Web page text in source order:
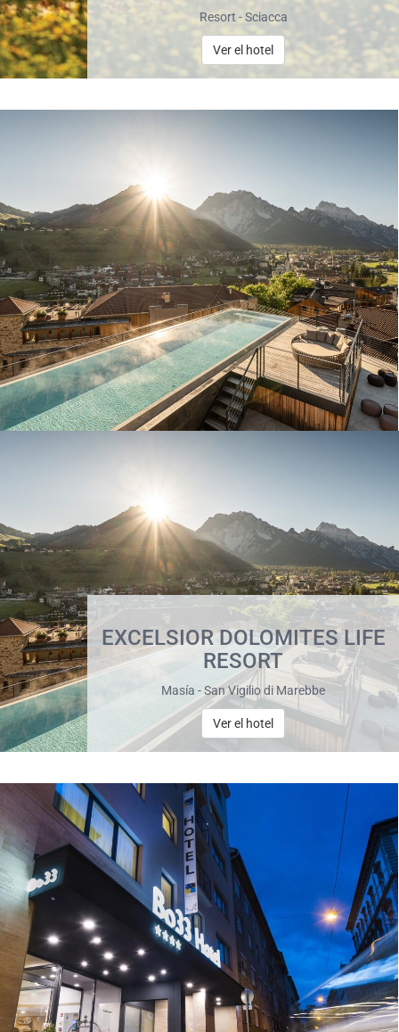
Resort - Sciacca
Ver el hotel
EXCELSIOR DOLOMITES LIFE
RESORT
Masía - San Vigilio di Marebbe
Ver el hotel